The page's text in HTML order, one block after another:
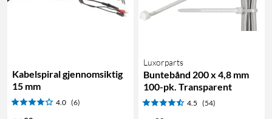
Kabelspiral gjennomsiktig
15 mm
4.0 (6)
Luxorparts
Buntebånd 200 x 4,8 mm
100-pk. Transparent
4.5 (54)